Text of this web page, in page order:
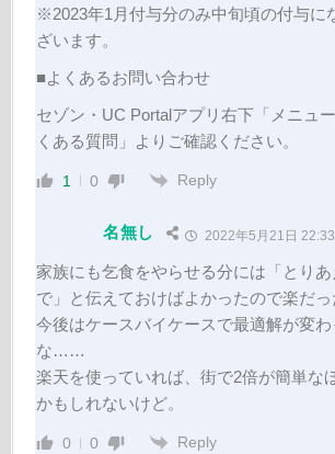
※2023年1月付与分のみ中旬頃の付与に
ざいます。
■よくあるお問い合わせ
セゾン・UC Portalアプリ右下「メニュ
くある質問」よりご確認ください。
1 0 Reply
名無し 2022年5月21日 22:33
家族にも乞食をやらせる分には「とり
で」と伝えておけばよかったので楽だっ
今後はケースバイケースで最適解が変
な……
楽天を使っていれば、街で2倍が簡単な
かもしれないけど。
0 0 Reply